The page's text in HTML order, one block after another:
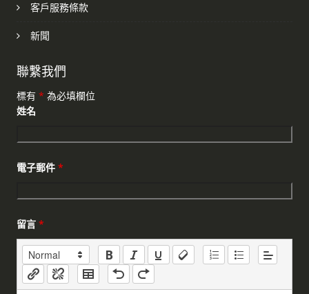
客戶服務條款
新聞
聯繫我們
標有 * 為必填欄位
姓名
電子郵件 *
留言 *